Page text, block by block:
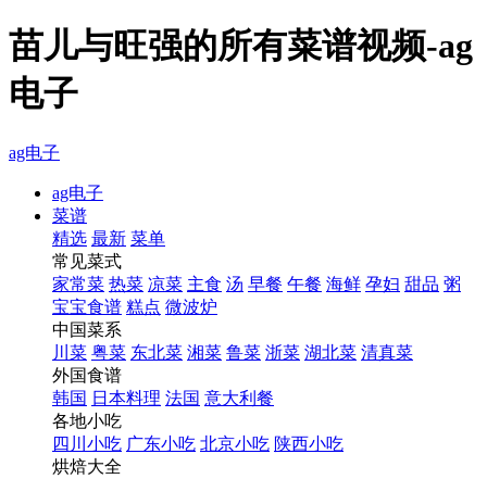
苗儿与旺强的所有菜谱视频-ag
电子
ag电子
ag电子
菜谱
精选 最新 菜单
常见菜式
家常菜 热菜 凉菜 主食 汤 早餐 午餐 海鲜 孕妇 甜品 粥
宝宝食谱 糕点 微波炉
中国菜系
川菜 粤菜 东北菜 湘菜 鲁菜 浙菜 湖北菜 清真菜
外国食谱
韩国 日本料理 法国 意大利餐
各地小吃
四川小吃 广东小吃 北京小吃 陕西小吃
烘焙大全